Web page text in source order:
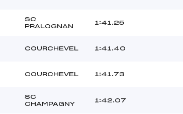
SC
PRALOGNAN
1:41.25
COURCHEVEL 1:41.40
COURCHEVEL 1:41.73
SC
CHAMPAGNY
1:42.07